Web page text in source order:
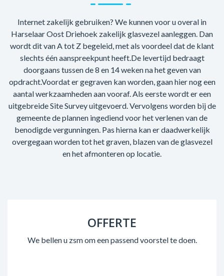
Internet zakelijk gebruiken? We kunnen voor u overal in
Harselaar Oost Driehoek zakelijk glasvezel aanleggen. Dan
wordt dit van A tot Z begeleid, met als voordeel dat de klant
slechts één aanspreekpunt heeft.De levertijd bedraagt
doorgaans tussen de 8 en 14 weken na het geven van
opdracht.Voordat er gegraven kan worden, gaan hier nog een
aantal werkzaamheden aan vooraf. Als eerste wordt er een
uitgebreide Site Survey uitgevoerd. Vervolgens worden bij de
gemeente de plannen ingediend voor het verlenen van de
benodigde vergunningen. Pas hierna kan er daadwerkelijk
overgegaan worden tot het graven, blazen van de glasvezel
en het afmonteren op locatie.
OFFERTE
We bellen u zsm om een passend voorstel te doen.